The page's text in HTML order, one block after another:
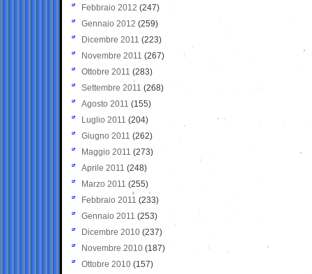
Febbraio 2012 (247)
Gennaio 2012 (259)
Dicembre 2011 (223)
Novembre 2011 (267)
Ottobre 2011 (283)
Settembre 2011 (268)
Agosto 2011 (155)
Luglio 2011 (204)
Giugno 2011 (262)
Maggio 2011 (273)
Aprile 2011 (248)
Marzo 2011 (255)
Febbraio 2011 (233)
Gennaio 2011 (253)
Dicembre 2010 (237)
Novembre 2010 (187)
Ottobre 2010 (157)